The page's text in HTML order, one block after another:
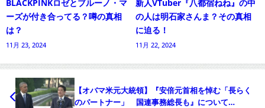
BLACKPINKロゼとブルーノ・マ
ーズが付き合ってる？噂の真相
は？
11月 23, 2024
新人VTuber『八都宿ねね』の中
の人は明石家さんま？その真相
に迫る！
11月 22, 2024
【オバマ米元大統領】『安倍元首相を悼む「長らく
のパートナー」 国連事務総長も』について